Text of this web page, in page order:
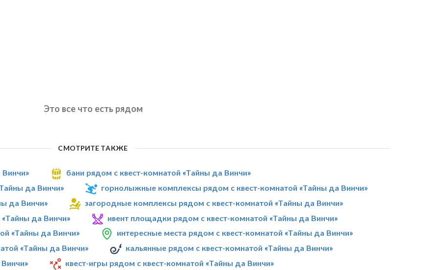
Это все что есть рядом
СМОТРИТЕ ТАКЖЕ
бани рядом с квест-комнатой «Тайны да Винчи»
да Винчи»
горнолыжные комплексы рядом с квест-комнатой «Тайны да Винчи»
да Винчи»
загородные комплексы рядом с квест-комнатой «Тайны да Винчи»
да Винчи»
ивент площадки рядом с квест-комнатой «Тайны да Винчи»
«Тайны да Винчи»
интересные места рядом с квест-комнатой «Тайны да Винчи»
«Тайны да Винчи»
кальянные рядом с квест-комнатой «Тайны да Винчи»
квест-игры рядом с квест-комнатой «Тайны да Винчи»